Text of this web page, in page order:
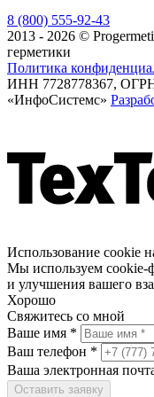
8 (800) 555-92-43
2013 - 2026 ©
герметики
Политика
ИНН 7728778367,
«ИнфоСистемс»
Использование cookie
Мы используем cookie-
и улучшения вашего
Хорошо
Свяжитесь со мной
Ваше имя *
Ваш телефон *
Ваша электронная
Оставить заявку